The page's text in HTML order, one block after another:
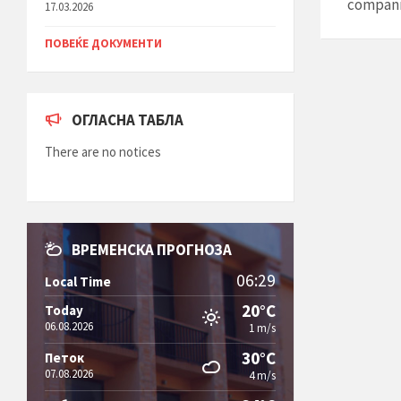
17.03.2026
ПОВЕЌЕ ДОКУМЕНТИ
ОГЛАСНА ТАБЛА
There are no notices
ВРЕМЕНСКА ПРОГНОЗА
Local Time 06:29
Today
06.08.2026
20°C
1 m/s
Петок
07.08.2026
30°C
4 m/s